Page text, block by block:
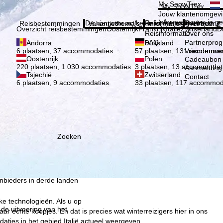
wij, TravelTrex GmbH,
in derde landen
technologieën. Als u op
uitvoering van het
My SnowTrex
My SnowTrex
Jouw
informatie over je
Reisbestemmingen
Overzicht reisbestemmingenOostenrijkFrankrijkItaliëZwitserland
Andorra
6 plaatsen, 37 accommodaties
Duitsland
57 plaatsen, 131
Oostenrijk
220 plaatsen, 1.030 accommodaties
Polen
3 plaatsen, 13
Tsjechië
6 plaatsen, 9 accommodaties
Zwitserland
33 plaatsen, 117
Vakantiethema's
De nieuwste artikelen in ons magazine
Informatie
Reisinformatie
Reisinformatie
FAQ
Het bedrijf
Over ons
Over ons
Cadeaubon
Contact
Zoeken
echte koopjes. En dat is precies wat winterreizigers hier in ons
in het gebied Italië actueel weergeven.